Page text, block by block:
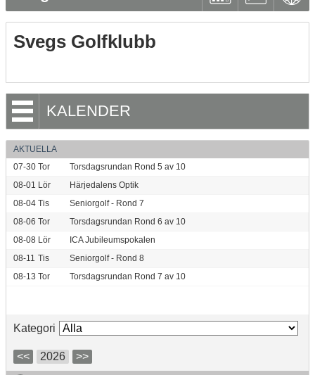
Svegs Golfklubb
KALENDER
AKTUELLA
07-30 Tor
Torsdagsrundan Rond 5 av 10
08-01 Lör
Härjedalens Optik
08-04 Tis
Seniorgolf - Rond 7
08-06 Tor
Torsdagsrundan Rond 6 av 10
08-08 Lör
ICA Jubileumspokalen
08-11 Tis
Seniorgolf - Rond 8
08-13 Tor Torsdagsrundan Rond 7 av 10
Kategori
<< 2026 >>